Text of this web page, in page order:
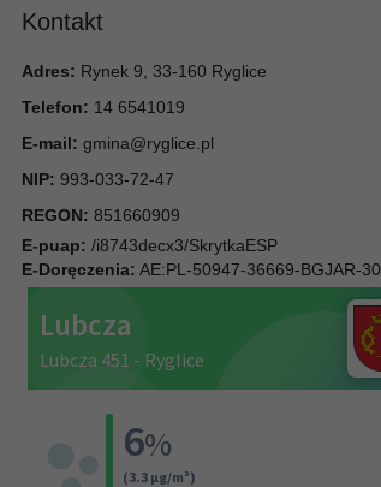
Kontakt
Adres: Rynek 9, 33-160 Ryglice
Telefon: 14 6541019
E-mail: gmina@ryglice.pl
NIP: 993-033-72-47
REGON: 851660909
E-puap: /i8743decx3/SkrytkaESP
E-Doręczenia: AE:PL-50947-36669-BGJAR-30